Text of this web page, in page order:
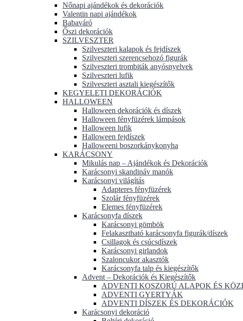
Nőnapi ajándékok és dekorációk
Valentin napi ajándékok
Babaváró
Őszi dekorációk
SZILVESZTER
Szilveszteri kalapok és fejdíszek
Szilveszteri szerencsehozó figurák
Szilveszteri trombiták anyósnyelvek
Szilveszteri lufik
Szilveszteri asztali kiegészítők
KEGYELETI DEKORÁCIÓK
HALLOWEEN
Halloween dekorációk és díszek
Halloween fényfüzérek lámpások
Halloween lufik
Halloween fejdíszek
Halloweeni boszorkánykonyha
KARÁCSONY
Mikulás nap – Ajándékok és Dekorációk
Karácsonyi skandináv manók
Karácsonyi világítás
Adapteres fényfüzérek
Szolár fényfüzérek
Elemes fényfüzérek
Karácsonyfa díszek
Karácsonyi gömbök
Felakasztható karácsonyfa figurák/díszek
Csillagok és csúcsdíszek
Karácsonyi girlandok
Szaloncukor akasztók
Karácsonyfa talp és kiegészítők
Advent – Dekorációk és Kiegészítők
ADVENTI KOSZORÚ ALAPOK ÉS
ADVENTI GYERTYÁK
ADVENTI DÍSZEK ÉS DEKORÁCIÓK
Karácsonyi dekoráció